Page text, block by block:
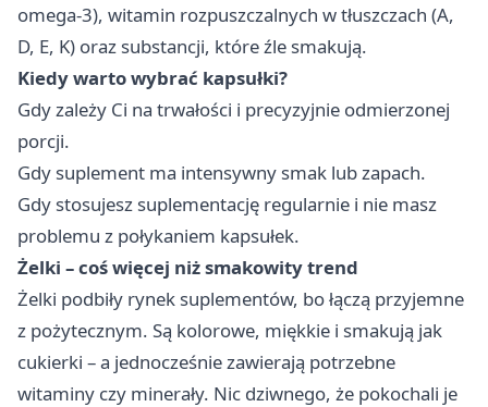
omega-3), witamin rozpuszczalnych w tłuszczach (A,
D, E, K) oraz substancji, które źle smakują.
Kiedy warto wybrać kapsułki?
Gdy zależy Ci na trwałości i precyzyjnie odmierzonej
porcji.
Gdy suplement ma intensywny smak lub zapach.
Gdy stosujesz suplementację regularnie i nie masz
problemu z połykaniem kapsułek.
Żelki – coś więcej niż smakowity trend
Żelki podbiły rynek suplementów, bo łączą przyjemne
z pożytecznym. Są kolorowe, miękkie i smakują jak
cukierki – a jednocześnie zawierają potrzebne
witaminy czy minerały. Nic dziwnego, że pokochali je